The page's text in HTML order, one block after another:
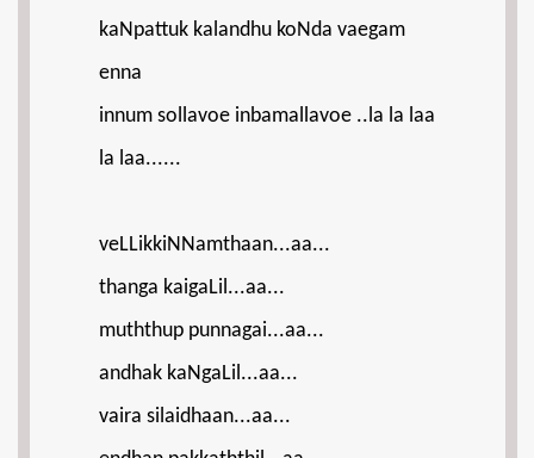
kaNpattuk kalandhu koNda vaegam
enna
innum sollavoe inbamallavoe ..la la laa
la laa......
veLLikkiNNamthaan...aa...
thanga kaigaLil...aa...
muththup punnagai...aa...
andhak kaNgaLil...aa...
vaira silaidhaan...aa...